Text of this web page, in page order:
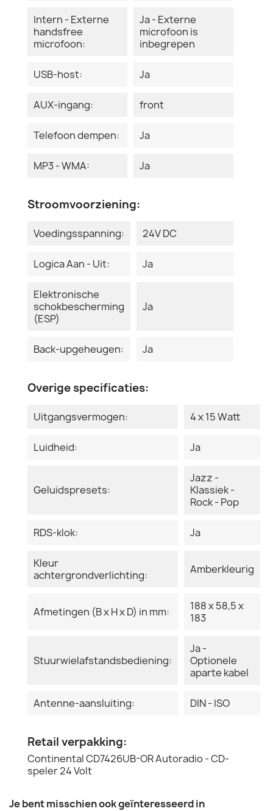
Intern - Externe
handsfree
microfoon:
Ja - Externe
microfoon is
inbegrepen
USB-host: Ja
AUX-ingang: front
Telefoon dempen: Ja
MP3 - WMA: Ja
Stroomvoorziening:
Voedingsspanning: 24V DC
Logica Aan - Uit: Ja
Elektronische
schokbescherming
(ESP)
Ja
Back-upgeheugen: Ja
Overige specificaties:
Uitgangsvermogen: 4 x 15 Watt
Luidheid: Ja
Geluidspresets:
Jazz -
Klassiek -
Rock - Pop
RDS-klok: Ja
Kleur
achtergrondverlichting:
Amberkleurig
Afmetingen (B x H x D) in mm:
188 x 58,5 x
183
Stuurwielafstandsbediening:
Ja -
Optionele
aparte kabel
Antenne-aansluiting: DIN - ISO
Retail verpakking:
Continental CD7426UB-OR Autoradio - CD-
speler 24 Volt
Je bent misschien ook geïnteresseerd in